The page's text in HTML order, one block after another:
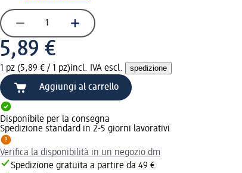
5,89 €
1 pz (5,89 € / 1 pz)incl. IVA escl. spedizione
Aggiungi al carrello
Disponibile per la consegna
Spedizione standard in 2-5 giorni lavorativi
Verifica la disponibilità in un negozio dm
Spedizione gratuita a partire da 49 €